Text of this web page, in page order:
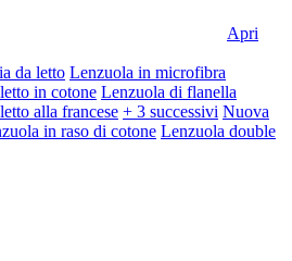
Apri
da letto Lenzuola in microfibra
in cotone Lenzuola di flanella
alla francese + 3 successivi Nuova
in raso di cotone Lenzuola double